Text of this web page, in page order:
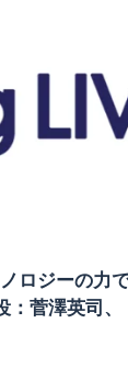
ロジーの力
菅澤英司、